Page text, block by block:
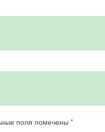
поля помечены *